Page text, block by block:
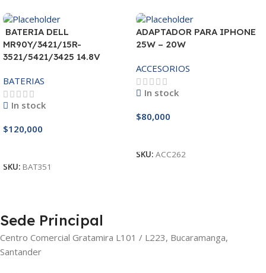
BATERIA DELL
MR90Y/3421/15R-
3521/5421/3425 14.8V
BATERIAS
In stock
$120,000
SKU: BAT351
ADAPTADOR PARA IPHONE
25W – 20W
ACCESORIOS
In stock
$80,000
SKU: ACC262
Sede Principal
Centro Comercial Gratamira L101 / L223, Bucaramanga,
Santander